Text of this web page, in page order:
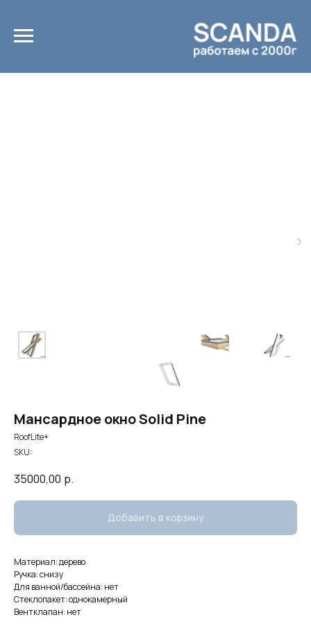
Мансардное окно Solid Pine
RoofLite+
SKU:
35000,00 р.
Добавить в корзину
Материал: дерево
Ручка: снизу
Для ванной/бассейна: нет
Стеклопакет: однокамерный
Вентклапан: нет